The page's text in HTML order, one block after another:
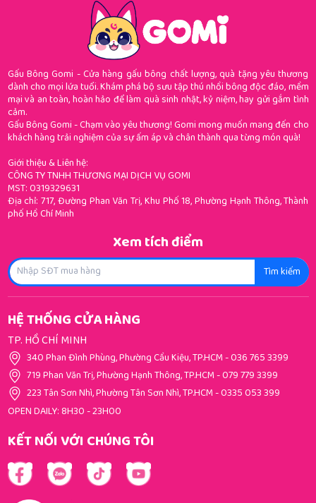
Gấu Bông Gomi - Cửa hàng gấu bông chất lượng, quà tặng yêu thương
dành cho mọi lứa tuổi. Khám phá bộ sưu tập thú nhồi bông độc đáo, mềm
mại và an toàn, hoàn hảo để làm quà sinh nhật, kỷ niệm, hay gửi gắm tình
cảm.
Gấu Bông Gomi - Chạm vào yêu thương! Gomi mong muốn mang đến cho
khách hàng trải nghiệm của sự ấm áp và chân thành qua từng món quà!
Giới thiệu & Liên hệ:
CÔNG TY TNHH THƯƠNG MẠI DỊCH VỤ GOMI
MST: 0319329631
Địa chỉ: 717, Đường Phan Văn Trị, Khu Phố 18, Phường Hạnh Thông, Thành
phố Hồ Chí Minh
Xem tích điểm
Tìm kiếm
HỆ THỐNG CỬA HÀNG
TP. HỒ CHÍ MINH
340 Phan Đình Phùng, Phường Cầu Kiệu, TP.HCM-036 765 3399
719 Phan Văn Trị, Phường Hạnh Thông, TP.HCM-079 779 3399
223 Tân Sơn Nhì, Phường Tân Sơn Nhì, TP.HCM-0335 053 399
OPEN DAILY: 8H30 - 23H00
KẾT NỐI VỚI CHÚNG TÔI